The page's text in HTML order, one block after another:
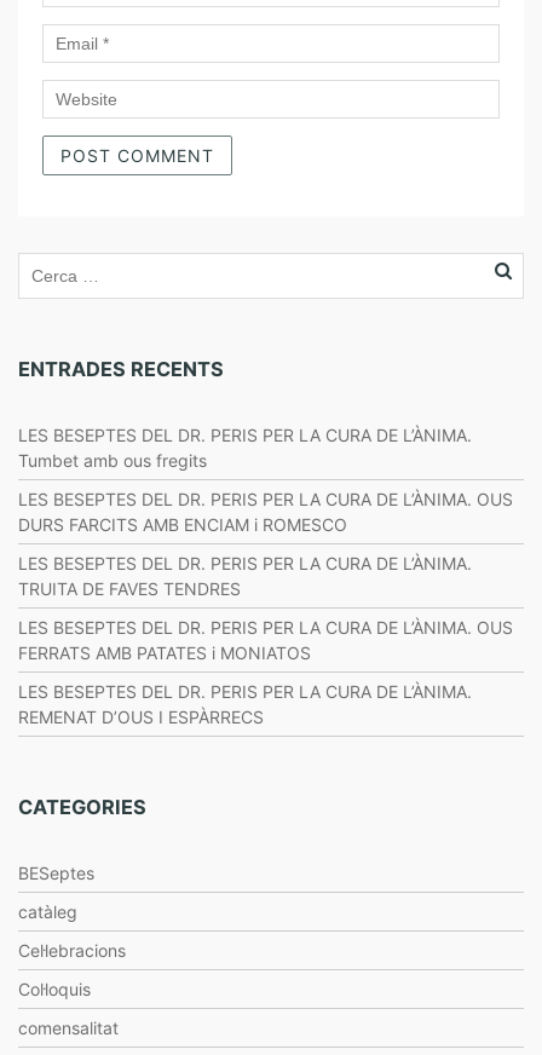
ENTRADES RECENTS
LES BESEPTES DEL DR. PERIS PER LA CURA DE L’ÀNIMA.
Tumbet amb ous fregits
LES BESEPTES DEL DR. PERIS PER LA CURA DE L’ÀNIMA. OUS
DURS FARCITS AMB ENCIAM i ROMESCO
LES BESEPTES DEL DR. PERIS PER LA CURA DE L’ÀNIMA.
TRUITA DE FAVES TENDRES
LES BESEPTES DEL DR. PERIS PER LA CURA DE L’ÀNIMA. OUS
FERRATS AMB PATATES i MONIATOS
LES BESEPTES DEL DR. PERIS PER LA CURA DE L’ÀNIMA.
REMENAT D’OUS I ESPÀRRECS
CATEGORIES
BESeptes
catàleg
Cel·lebracions
Col·loquis
comensalitat